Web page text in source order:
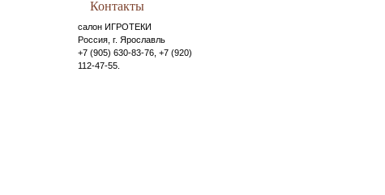
Контакты
салон ИГРОТЕКИ
Россия, г. Ярославль
+7 (905) 630-83-76, +7 (920)
112-47-55.